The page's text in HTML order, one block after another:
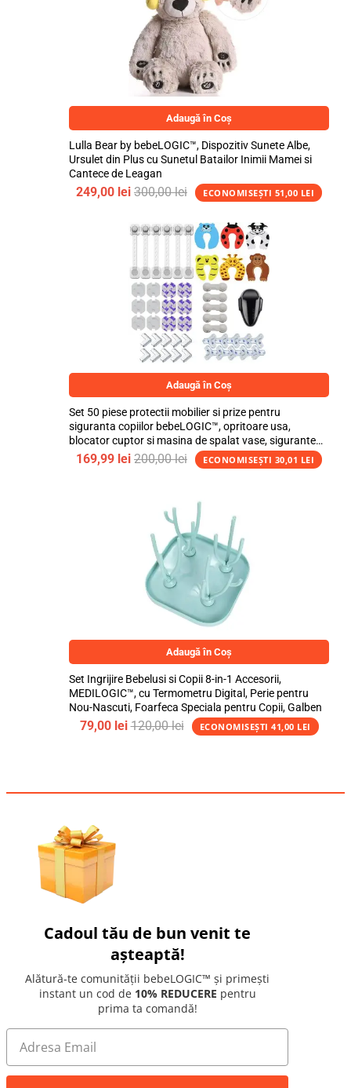
Adaugă în Coș
Lulla Bear by bebeLOGIC™, Dispozitiv Sunete Albe,
Ursulet din Plus cu Sunetul Batailor Inimii Mamei si
Cantece de Leagan
249,00 lei 300,00lei ECONOMISEȘTI 51,00 LEI
Adaugă în Coș
Set 50 piese protectii mobilier si prize pentru
siguranta copiilor bebeLOGIC™, opritoare usa,
blocator cuptor si masina de spalat vase, sigurante
flexibile si fixe, protectii prize si colturi
169,99 lei 200,00lei ECONOMISEȘTI 30,01 LEI
Adaugă în Coș
Set Ingrijire Bebelusi si Copii 8-in-1 Accesorii,
MEDILOGIC™, cu Termometru Digital, Perie pentru
Nou-Nascuti, Foarfeca Speciala pentru Copii, Galben
79,00 lei 120,00lei ECONOMISEȘTI 41,00 LEI
Cadoul tău de bun venit te
așteaptă!
Alătură-te comunității bebeLOGIC™ și primești
instant un cod de 10% REDUCERE pentru
prima ta comandă!